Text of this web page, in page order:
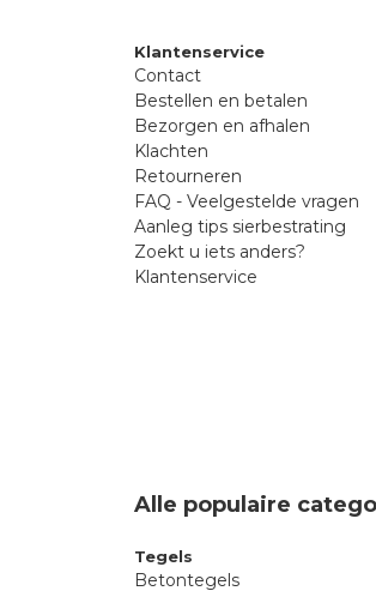
Klantenservice
Contact
Bestellen en betalen
Bezorgen en afhalen
Klachten
Retourneren
FAQ - Veelgestelde vragen
Aanleg tips sierbestrating
Zoekt u iets anders?
Klantenservice
Alle populaire
Tegels
Betontegels